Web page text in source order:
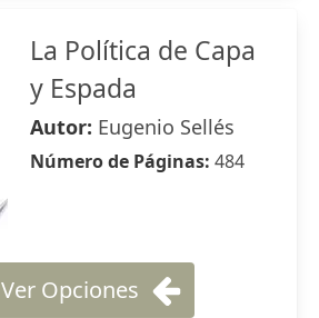
La Política de Capa
y Espada
Autor: Eugenio Sellés
Número de Páginas: 484
Ver Opciones